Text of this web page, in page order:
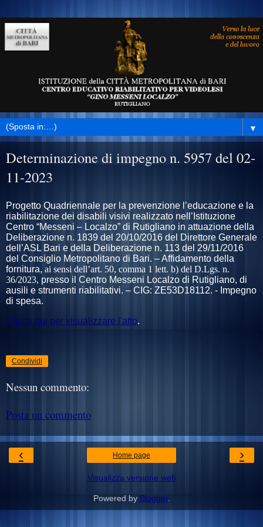
▼
Determinazione di impegno n. 5957 del 02-
11-2023
Progetto Quadriennale per la prevenzione l’educazione e la
riabilitazione dei disabili visivi realizzato nell’Istituzione
Centro “Messeni – Localzo” di Rutigliano in attuazione della
Deliberazione n. 1839 del 20/10/2016 del Direttore Generale
dell’ASL Bari e della Deliberazione n. 113 del 29/11/2016
del Consiglio Metropolitano di Bari. – Affidamento della
fornitura, ai sensi dell’art. 50, comma 1 lett. b) del D.Lgs. n.
36/2023, presso il Centro Messeni Localzo di Rutigliano, di
ausili e strumenti riabilitativi. – CIG: ZE53D18112. - Impegno
di spesa.
Clicca qui per visualizzare l'atto.
Condividi
Nessun commento:
Posta un commento
‹ ›
Home page
Visualizza versione web
Powered by Blogger.